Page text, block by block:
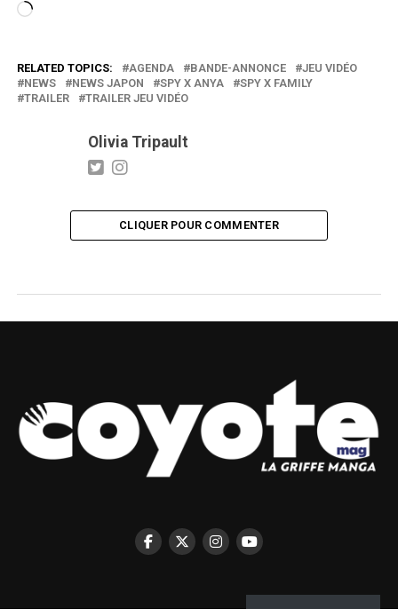
Chargement…
RELATED TOPICS: AGENDA BANDE-ANNONCE
JEU VIDÉO
NEWS
NEWS JAPON SPY X ANYA
SPY X FAMILY
TRAILER
TRAILER JEU VIDÉO
Olivia Tripault
CLIQUER POUR COMMENTER